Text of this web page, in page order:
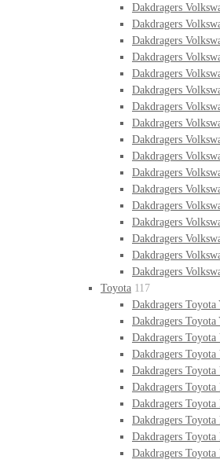
Dakdragers
Dakdragers
Dakdragers
Dakdragers
Dakdragers
Dakdragers
Dakdragers
Dakdragers
Dakdragers
Dakdragers
Dakdragers
Dakdragers
Dakdragers
Dakdragers
Dakdragers
Dakdragers
Dakdragers
Toyota 117
Dakdragers Toyota
Dakdragers Toyota
Dakdragers Toyota
Dakdragers Toyota
Dakdragers
Dakdragers Toyota
Dakdragers Toyota
Dakdragers Toyota
Dakdragers Toyota
Dakdragers Toyota